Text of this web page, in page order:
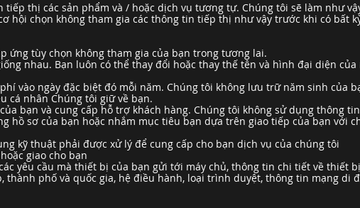
thị các sản phẩm và / hoặc dịch vụ tương tự. Chúng tôi sẽ làm như
hội chọn không tham gia các thông tin tiếp thị như vậy trước khi có bất
ứng tùy chọn không tham gia của bạn trong tương lai.
nhau. Bạn luôn có thể thay đổi hoặc thay thế tên và hình đại diện
vào ngày đặc biệt đó mỗi năm. Chúng tôi không lưu trữ năm sinh của
cá nhân Chúng tôi giữ về bạn.
bạn và cung cấp hỗ trợ khách hàng. Chúng tôi không sử dụng thông
hồ sơ của bạn hoặc nhắm mục tiêu bạn dựa trên giao tiếp của bạn với
kỹ thuật phải được xử lý để cung cấp cho bạn dịch vụ của chúng tôi
giao cho bạn
yêu cầu mà thiết bị của bạn gửi tới máy chủ, thông tin chi tiết về thiết
thành phố và quốc gia, hệ điều hành, loại trình duyệt, thông tin mạng di